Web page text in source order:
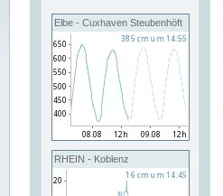
Elbe - Cuxhaven Steubenhöft
RHEIN - Koblenz